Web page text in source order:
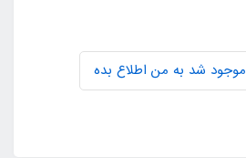
موجود شد به من اطلاع بده